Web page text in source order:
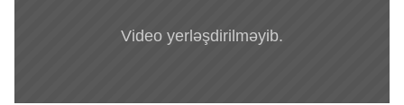
Video yerləşdirilməyib.